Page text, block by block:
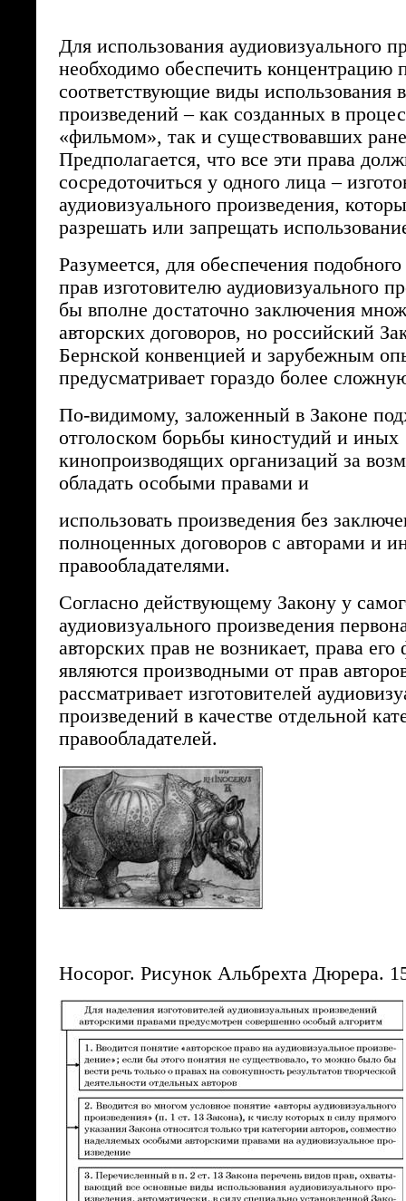
Для использования аудиовизуального
необходимо обеспечить концентрацию
соответствующие виды использования
произведений – как созданных в
«фильмом», так и существовавших
Предполагается, что все эти права
сосредоточиться у одного лица –
аудиовизуального произведения,
разрешать или запрещать
Разумеется, для обеспечения
прав изготовителю аудиовизуального
бы вполне достаточно заключения
авторских договоров, но российский
Бернской конвенцией и зарубежным
предусматривает гораздо более
По-видимому, заложенный в Законе
отголоском борьбы киностудий и иных
кинопроизводящих организаций за
обладать особыми правами и
использовать произведения без
полноценных договоров с авторами и
правообладателями.
Согласно действующему Закону у
аудиовизуального произведения
авторских прав не возникает, права
являются производными от прав
рассматривает изготовителей
произведений в качестве отдельной
правообладателей.
Носорог. Рисунок Альбрехта Дюрера.